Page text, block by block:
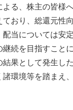
る、株主の皆様
ており、総還元性
配当については安
継続を⽬指すこと
果として発⽣し
諸環境等を踏まえ